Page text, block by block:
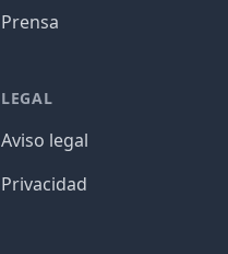
Prensa
LEGAL
Aviso legal
Privacidad